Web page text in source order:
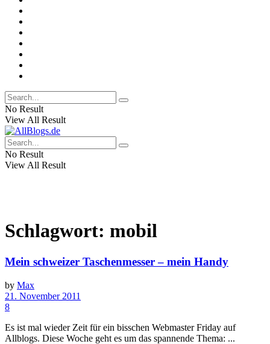
No Result
View All Result
No Result
View All Result
Schlagwort: mobil
Mein schweizer Taschenmesser – mein Handy
by Max
21. November 2011
8
Es ist mal wieder Zeit für ein bisschen Webmaster Friday auf
Allblogs. Diese Woche geht es um das spannende Thema: ...